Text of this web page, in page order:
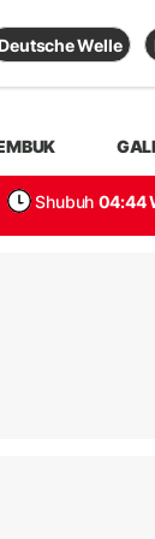
Deutsche Welle
Shubuh 04:44